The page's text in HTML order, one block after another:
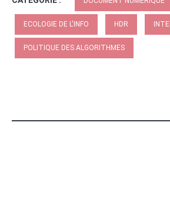
ECOLOGIE DE L'INFO HDR
POLITIQUE DES ALGORITHMES